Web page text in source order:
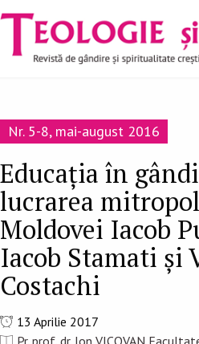
Mergi la conţinutul principal
Navigare
principală
Nr. 5-8, mai-august 2016
Educația în
lucrarea
Moldovei Iacob
Iacob Stamati și
Costachi
13 Aprilie 2017
Pr. prof. dr. Ion VICOVAN